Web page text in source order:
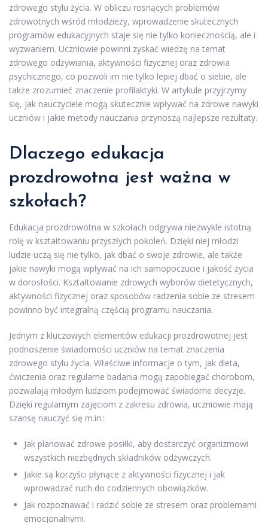
zdrowego stylu życia. W obliczu rosnących problemów
zdrowotnych wśród młodzieży, wprowadzenie skutecznych
programów edukacyjnych staje się nie tylko koniecznością, ale i
wyzwaniem. Uczniowie powinni zyskać wiedzę na temat
zdrowego odżywiania, aktywności fizycznej oraz zdrowia
psychicznego, co pozwoli im nie tylko lepiej dbać o siebie, ale
także zrozumieć znaczenie profilaktyki. W artykule przyjrzymy
się, jak nauczyciele mogą skutecznie wpływać na zdrowe nawyki
uczniów i jakie metody nauczania przynoszą najlepsze rezultaty.
Dlaczego edukacja
prozdrowotna jest ważna w
szkołach?
Edukacja prozdrowotna w szkołach odgrywa niezwykle istotną
rolę w kształtowaniu przyszłych pokoleń. Dzięki niej młodzi
ludzie uczą się nie tylko, jak dbać o swoje zdrowie, ale także
jakie nawyki mogą wpływać na ich samopoczucie i jakość życia
w dorosłości. Kształtowanie zdrowych wyborów dietetycznych,
aktywności fizycznej oraz sposobów radzenia sobie ze stresem
powinno być integralną częścią programu nauczania.
Jednym z kluczowych elementów edukacji prozdrowotnej jest
podnoszenie świadomości uczniów na temat znaczenia
zdrowego stylu życia. Właściwe informacje o tym, jak dieta,
ćwiczenia oraz regularne badania mogą zapobiegać chorobom,
pozwalają młodym ludziom podejmować świadome decyzje.
Dzięki regularnym zajęciom z zakresu zdrowia, uczniowie mają
szansę nauczyć się m.in.:
Jak planować zdrowe posiłki, aby dostarczyć organizmowi
wszystkich niezbędnych składników odżywczych.
Jakie są korzyści płynące z aktywności fizycznej i jak
wprowadzać ruch do codziennych obowiązków.
Jak rozpoznawać i radzić sobie ze stresem oraz problemami
emocjonalnymi.